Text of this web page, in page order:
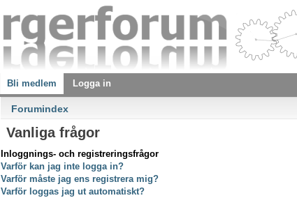
Bli medlem Logga in
Forumindex
Vanliga frågor
Inloggnings- och registreringsfrågor
Varför kan jag inte logga in?
Varför måste jag ens registrera mig?
Varför loggas jag ut automatiskt?